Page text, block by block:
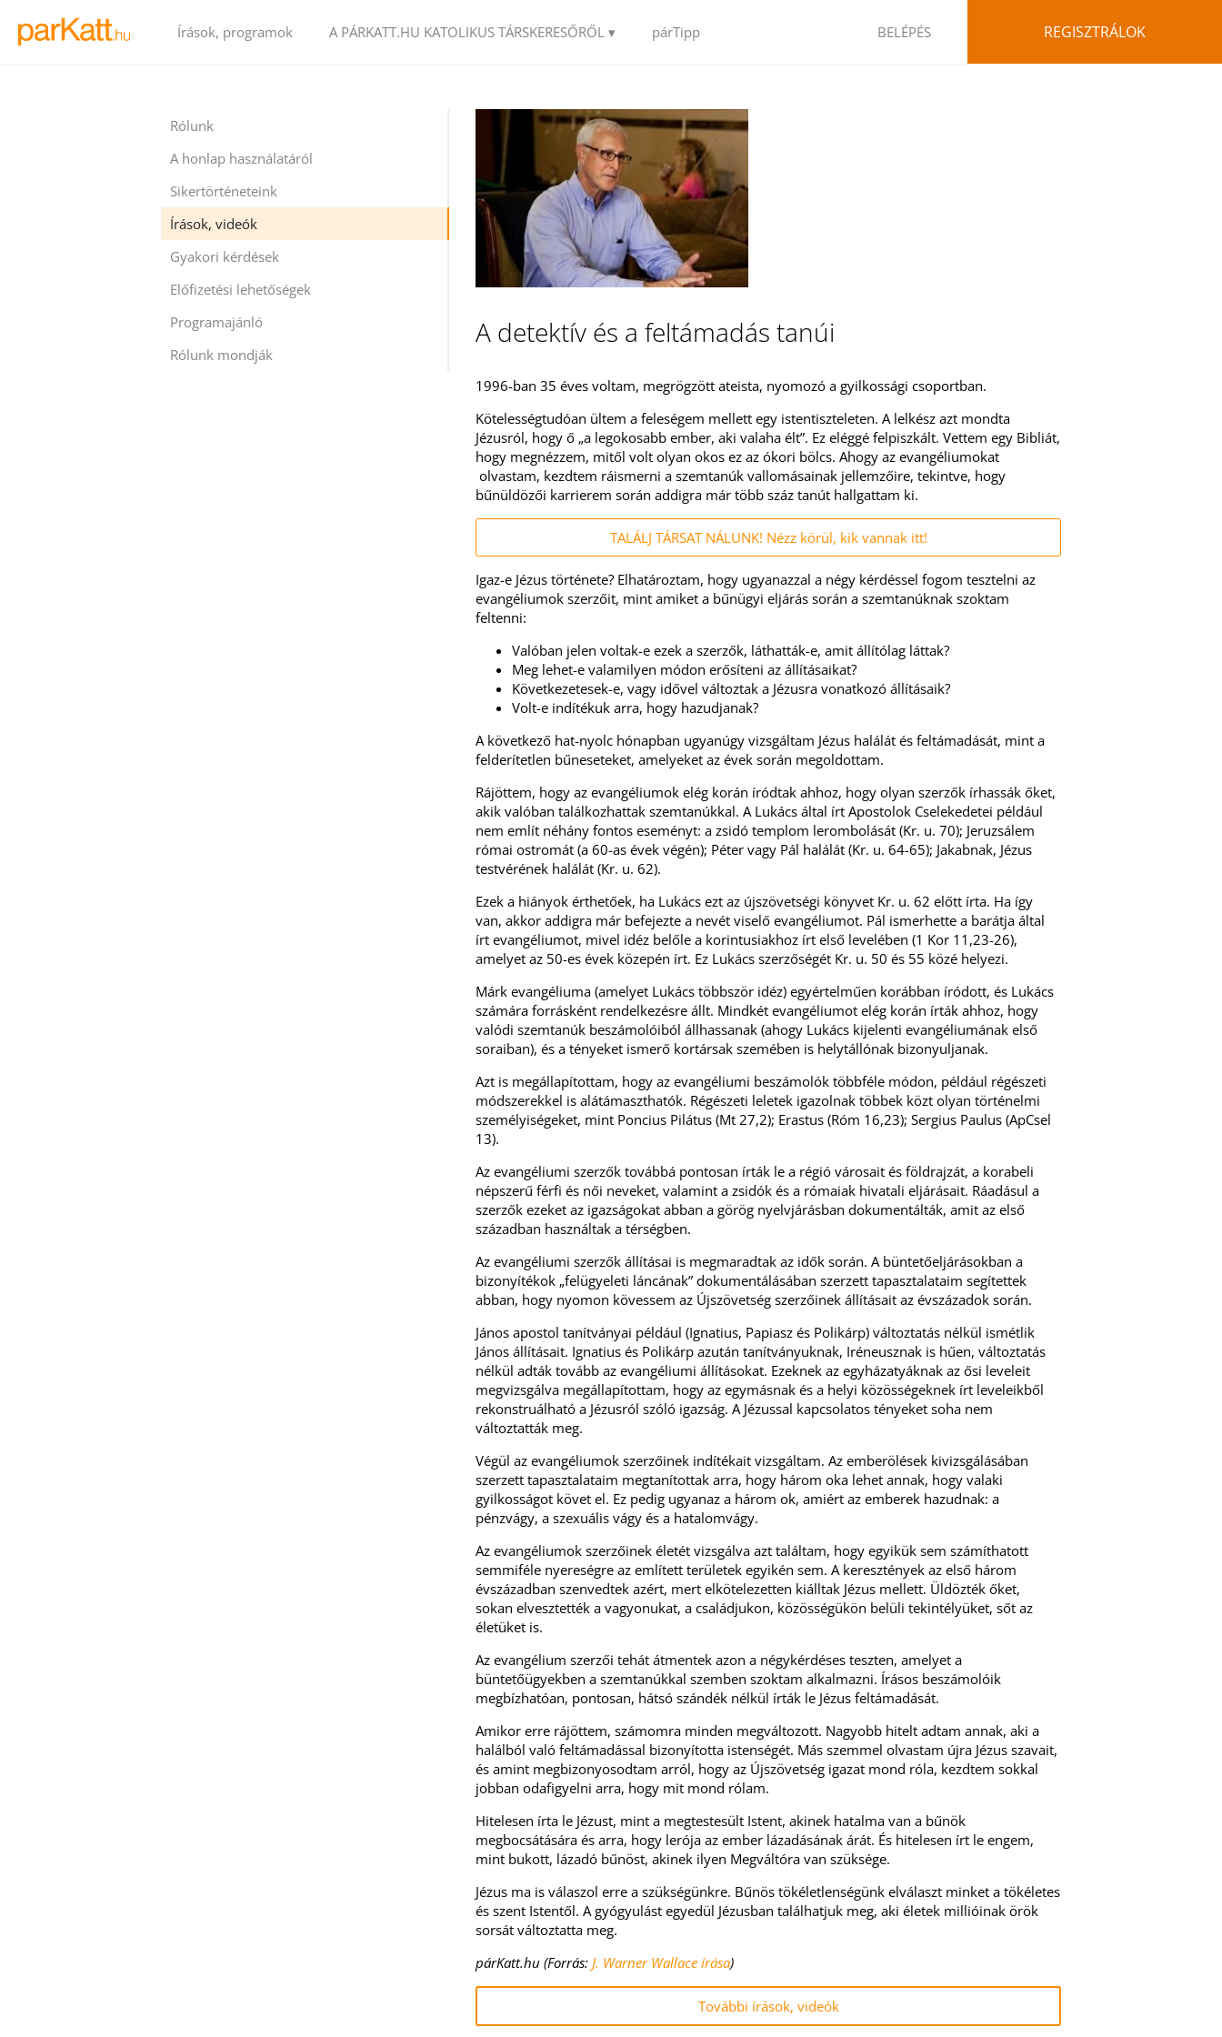
Írások, programok A PÁRKATT.HU KATOLIKUS TÁRSKERESŐRŐL ▾ párTipp BELÉPÉS REGISZTRÁLOK
Rólunk
A honlap használatáról
Sikertörténeteink
Írások, videók
Gyakori kérdések
Előfizetési lehetőségek
Programajánló
Rólunk mondják
A detektív és a feltámadás tanúi
1996-ban 35 éves voltam, megrögzött ateista, nyomozó a gyilkossági csoportban.
Kötelességtudóan ültem a feleségem mellett egy istentiszteleten. A lelkész azt mondta
Jézusról, hogy ő „a legokosabb ember, aki valaha élt”. Ez eléggé felpiszkált. Vettem egy Bibliát,
hogy megnézzem, mitől volt olyan okos ez az ókori bölcs. Ahogy az evangéliumokat
olvastam, kezdtem ráismerni a szemtanúk vallomásainak jellemzőire, tekintve, hogy
bűnüldözői karrierem során addigra már több száz tanút hallgattam ki.
TALÁLJ TÁRSAT NÁLUNK! Nézz körül, kik vannak itt!
Igaz-e Jézus története? Elhatároztam, hogy ugyanazzal a négy kérdéssel fogom tesztelni az
evangéliumok szerzőit, mint amiket a bűnügyi eljárás során a szemtanúknak szoktam
feltenni:
Valóban jelen voltak-e ezek a szerzők, láthatták-e, amit állítólag láttak?
Meg lehet-e valamilyen módon erősíteni az állításaikat?
Következetesek-e, vagy idővel változtak a Jézusra vonatkozó állításaik?
Volt-e indítékuk arra, hogy hazudjanak?
A következő hat-nyolc hónapban ugyanúgy vizsgáltam Jézus halálát és feltámadását, mint a
felderítetlen bűneseteket, amelyeket az évek során megoldottam.
Rájöttem, hogy az evangéliumok elég korán íródtak ahhoz, hogy olyan szerzők írhassák őket,
akik valóban találkozhattak szemtanúkkal. A Lukács által írt Apostolok Cselekedetei például
nem említ néhány fontos eseményt: a zsidó templom lerombolását (Kr. u. 70); Jeruzsálem
római ostromát (a 60-as évek végén); Péter vagy Pál halálát (Kr. u. 64-65); Jakabnak, Jézus
testvérének halálát (Kr. u. 62).
Ezek a hiányok érthetőek, ha Lukács ezt az újszövetségi könyvet Kr. u. 62 előtt írta. Ha így
van, akkor addigra már befejezte a nevét viselő evangéliumot. Pál ismerhette a barátja által
írt evangéliumot, mivel idéz belőle a korintusiakhoz írt első levelében (1 Kor 11,23-26),
amelyet az 50-es évek közepén írt. Ez Lukács szerzőségét Kr. u. 50 és 55 közé helyezi.
Márk evangéliuma (amelyet Lukács többször idéz) egyértelműen korábban íródott, és Lukács
számára forrásként rendelkezésre állt. Mindkét evangéliumot elég korán írták ahhoz, hogy
valódi szemtanúk beszámolóiból állhassanak (ahogy Lukács kijelenti evangéliumának első
soraiban), és a tényeket ismerő kortársak szemében is helytállónak bizonyuljanak.
Azt is megállapítottam, hogy az evangéliumi beszámolók többféle módon, például régészeti
módszerekkel is alátámaszthatók. Régészeti leletek igazolnak többek közt olyan történelmi
személyiségeket, mint Poncius Pilátus (Mt 27,2); Erastus (Róm 16,23); Sergius Paulus (ApCsel
13).
Az evangéliumi szerzők továbbá pontosan írták le a régió városait és földrajzát, a korabeli
népszerű férfi és női neveket, valamint a zsidók és a rómaiak hivatali eljárásait. Ráadásul a
szerzők ezeket az igazságokat abban a görög nyelvjárásban dokumentálták, amit az első
században használtak a térségben.
Az evangéliumi szerzők állításai is megmaradtak az idők során. A büntetőeljárásokban a
bizonyítékok „felügyeleti láncának” dokumentálásában szerzett tapasztalataim segítettek
abban, hogy nyomon kövessem az Újszövetség szerzőinek állításait az évszázadok során.
János apostol tanítványai például (Ignatius, Papiasz és Polikárp) változtatás nélkül ismétlik
János állításait. Ignatius és Polikárp azután tanítványuknak, Iréneusznak is hűen, változtatás
nélkül adták tovább az evangéliumi állításokat. Ezeknek az egyházatyáknak az ősi leveleit
megvizsgálva megállapítottam, hogy az egymásnak és a helyi közösségeknek írt leveleikből
rekonstruálható a Jézusról szóló igazság. A Jézussal kapcsolatos tényeket soha nem
változtatták meg.
Végül az evangéliumok szerzőinek indítékait vizsgáltam. Az emberölések kivizsgálásában
szerzett tapasztalataim megtanítottak arra, hogy három oka lehet annak, hogy valaki
gyilkosságot követ el. Ez pedig ugyanaz a három ok, amiért az emberek hazudnak: a
pénzvágy, a szexuális vágy és a hatalomvágy.
Az evangéliumok szerzőinek életét vizsgálva azt találtam, hogy egyikük sem számíthatott
semmiféle nyereségre az említett területek egyikén sem. A keresztények az első három
évszázadban szenvedtek azért, mert elkötelezetten kiálltak Jézus mellett. Üldözték őket,
sokan elvesztették a vagyonukat, a családjukon, közösségükön belüli tekintélyüket, sőt az
életüket is.
Az evangélium szerzői tehát átmentek azon a négykérdéses teszten, amelyet a
büntetőügyekben a szemtanúkkal szemben szoktam alkalmazni. Írásos beszámolóik
megbízhatóan, pontosan, hátsó szándék nélkül írták le Jézus feltámadását.
Amikor erre rájöttem, számomra minden megváltozott. Nagyobb hitelt adtam annak, aki a
halálból való feltámadással bizonyította istenségét. Más szemmel olvastam újra Jézus szavait,
és amint megbizonyosodtam arról, hogy az Újszövetség igazat mond róla, kezdtem sokkal
jobban odafigyelni arra, hogy mit mond rólam.
Hitelesen írta le Jézust, mint a megtestesült Istent, akinek hatalma van a bűnök
megbocsátására és arra, hogy lerója az ember lázadásának árát. És hitelesen írt le engem,
mint bukott, lázadó bűnöst, akinek ilyen Megváltóra van szüksége.
Jézus ma is válaszol erre a szükségünkre. Bűnös tökéletlenségünk elválaszt minket a tökéletes
és szent Istentől. A gyógyulást egyedül Jézusban találhatjuk meg, aki életek millióinak örök
sorsát változtatta meg.
párKatt.hu (Forrás:J. Warner Wallace írása)
További írások, videók